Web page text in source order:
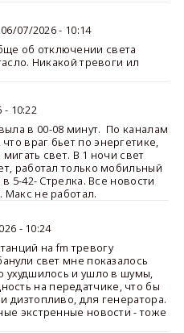
07/2026 - 10:14
об отключении света
Никакой тревоги ил
- 10:22
в 00-08 минут. По каналам
враг бьет по энергетике,
свет. В 1 ночи свет
работал только мобильный
5-42- Стрелка. Все новости
Макс не работал.
- 10:24
на fm тревогу
свет мне показалось
ухудшилось и ушло в шумы,
на передатчике, что бы
дизтопливо, для генератора.
экстренные новости - тоже